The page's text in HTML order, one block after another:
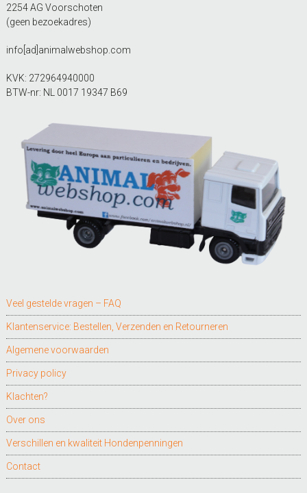
2254 AG Voorschoten
(geen bezoekadres)
info[ad]animalwebshop.com
KVK: 272964940000
BTW-nr: NL 0017 19347 B69
Veel gestelde vragen – FAQ
Klantenservice: Bestellen, Verzenden en Retourneren
Algemene voorwaarden
Privacy policy
Klachten?
Over ons
Verschillen en kwaliteit Hondenpenningen
Contact